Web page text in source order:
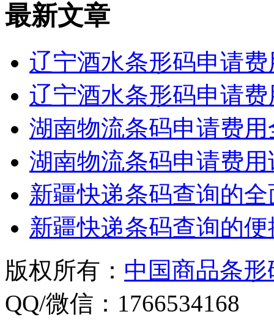
最新文章
辽宁酒水条形码申请
辽宁酒水条形码申请
湖南物流条码申请费
湖南物流条码申请费
新疆快递条码查询的
新疆快递条码查询的
版权所有： 中国商品条
QQ/微信：1766534168